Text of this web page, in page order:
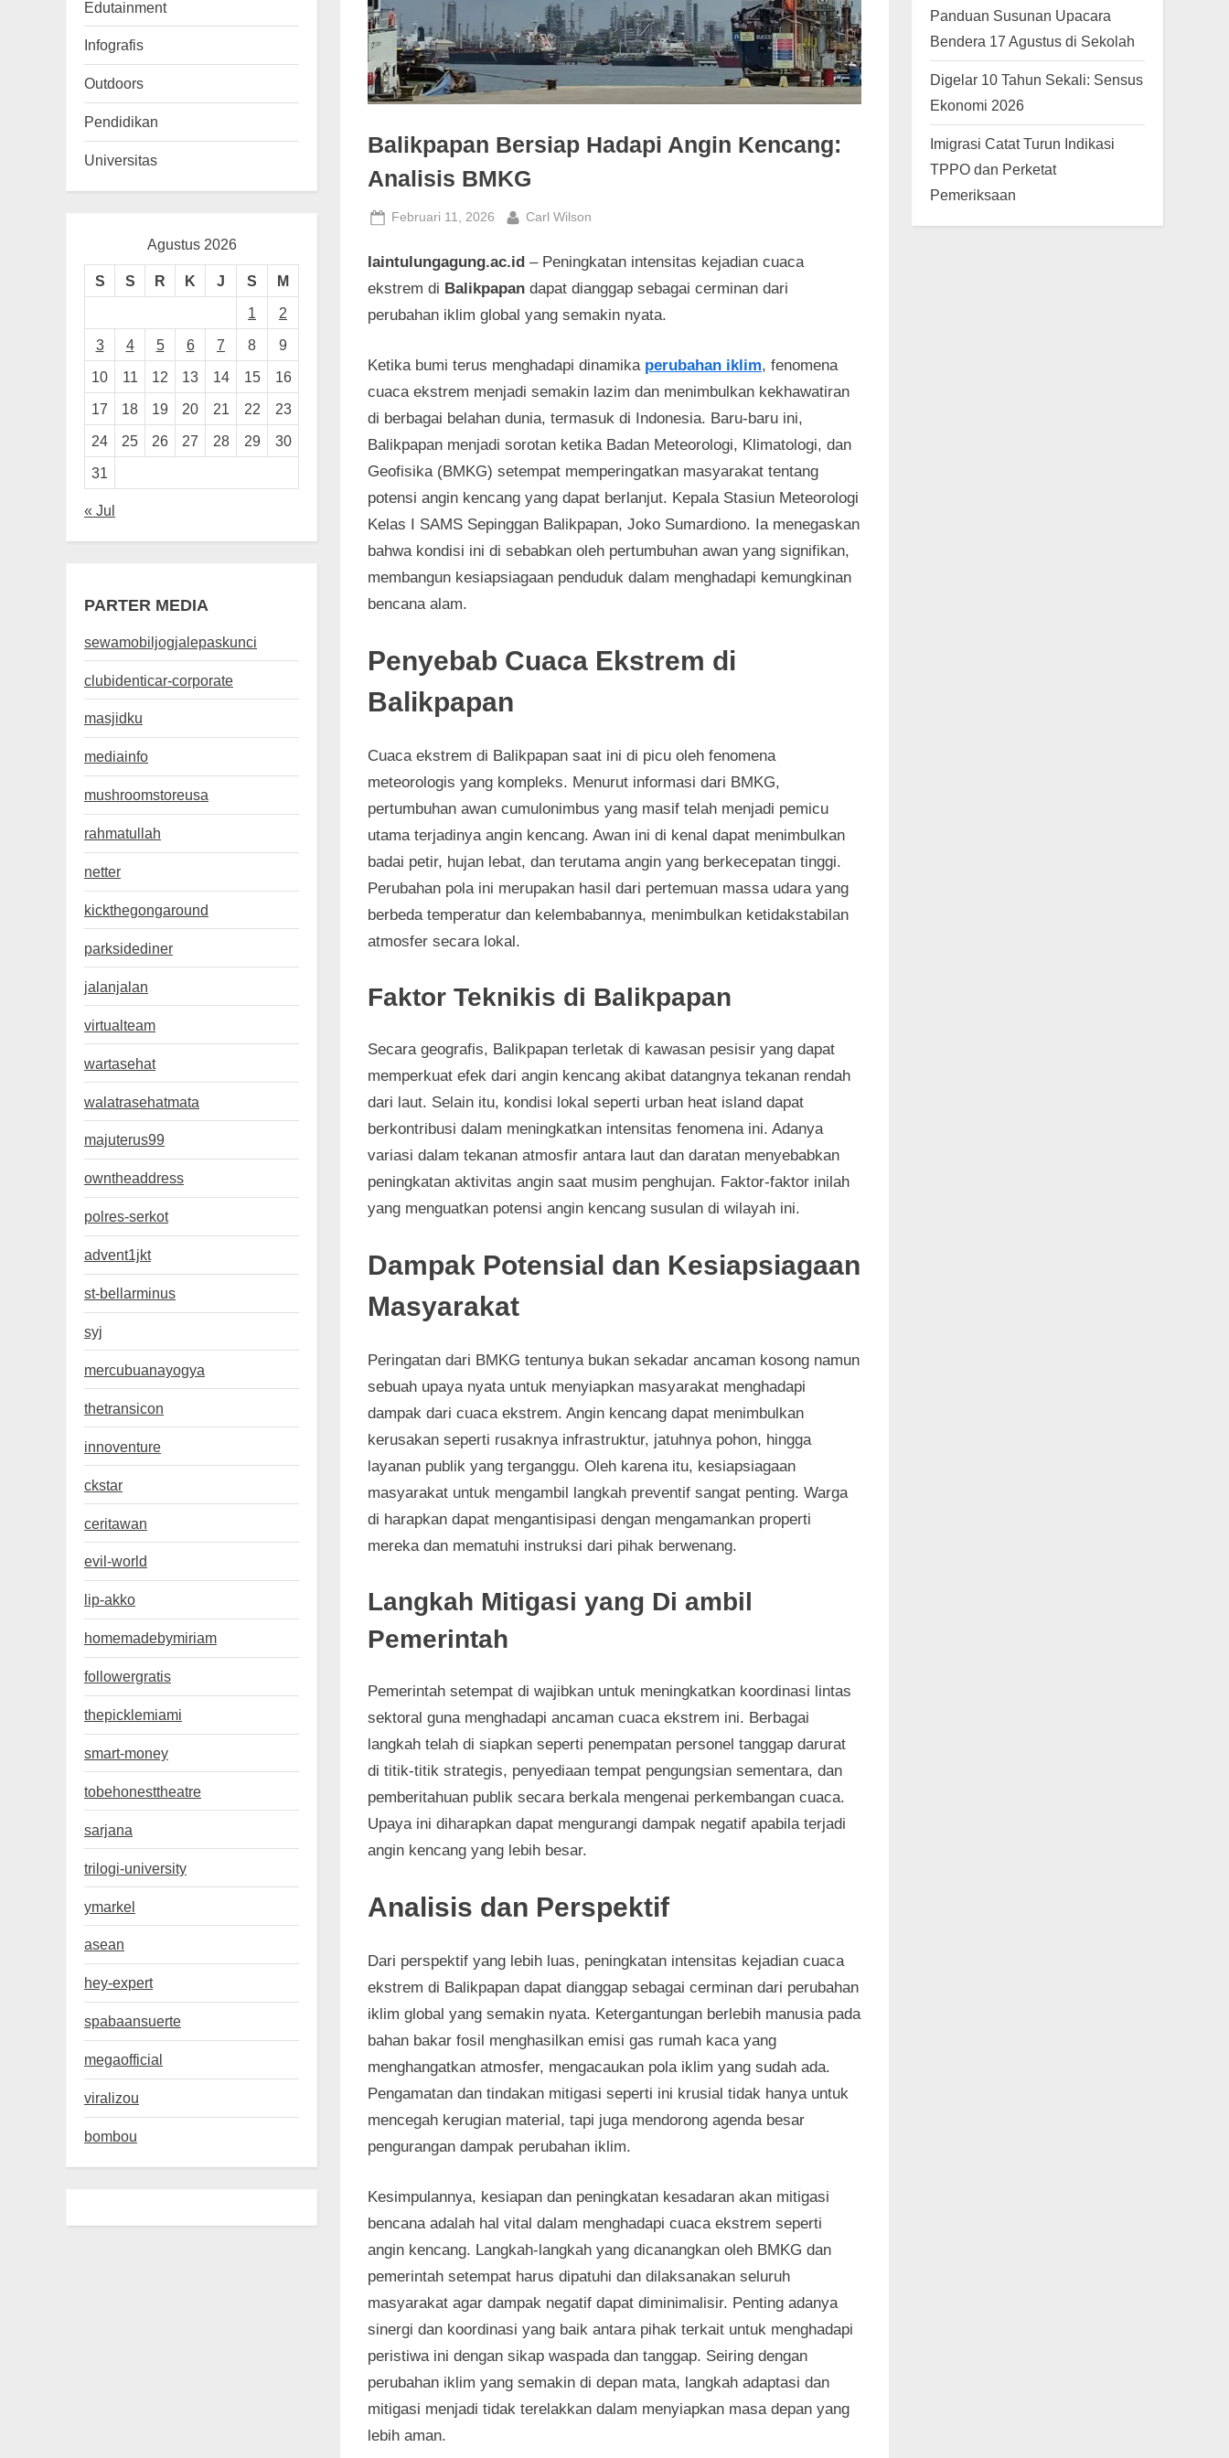
g
Balikpapan Bersiap Hadapi Angin Kencang:
Analisis BMKG
Posted
Februari 11, 2026 By
Carl Wilson
Iaintulungagung.ac.id – Peningkatan intensitas kejadian cuaca
ekstrem di Balikpapan dapat dianggap sebagai cerminan dari
perubahan iklim global yang semakin nyata.
Ketika bumi terus menghadapi dinamika perubahan iklim, fenomena
cuaca ekstrem menjadi semakin lazim dan menimbulkan kekhawatiran
di berbagai belahan dunia, termasuk di Indonesia. Baru-baru ini,
Balikpapan menjadi sorotan ketika Badan Meteorologi, Klimatologi, dan
Geofisika (BMKG) setempat memperingatkan masyarakat tentang
potensi angin kencang yang dapat berlanjut. Kepala Stasiun Meteorologi
Kelas I SAMS Sepinggan Balikpapan, Joko Sumardiono. Ia menegaskan
bahwa kondisi ini di sebabkan oleh pertumbuhan awan yang signifikan,
membangun kesiapsiagaan penduduk dalam menghadapi kemungkinan
bencana alam.
Penyebab Cuaca Ekstrem di
Balikpapan
Cuaca ekstrem di Balikpapan saat ini di picu oleh fenomena
meteorologis yang kompleks. Menurut informasi dari BMKG,
pertumbuhan awan cumulonimbus yang masif telah menjadi pemicu
utama terjadinya angin kencang. Awan ini di kenal dapat menimbulkan
badai petir, hujan lebat, dan terutama angin yang berkecepatan tinggi.
Perubahan pola ini merupakan hasil dari pertemuan massa udara yang
berbeda temperatur dan kelembabannya, menimbulkan ketidakstabilan
atmosfer secara lokal.
Faktor Teknikis di Balikpapan
Secara geografis, Balikpapan terletak di kawasan pesisir yang dapat
memperkuat efek dari angin kencang akibat datangnya tekanan rendah
dari laut. Selain itu, kondisi lokal seperti urban heat island dapat
berkontribusi dalam meningkatkan intensitas fenomena ini. Adanya
variasi dalam tekanan atmosfir antara laut dan daratan menyebabkan
peningkatan aktivitas angin saat musim penghujan. Faktor-faktor inilah
yang menguatkan potensi angin kencang susulan di wilayah ini.
Dampak Potensial dan Kesiapsiagaan
Masyarakat
Peringatan dari BMKG tentunya bukan sekadar ancaman kosong namun
sebuah upaya nyata untuk menyiapkan masyarakat menghadapi
dampak dari cuaca ekstrem. Angin kencang dapat menimbulkan
kerusakan seperti rusaknya infrastruktur, jatuhnya pohon, hingga
layanan publik yang terganggu. Oleh karena itu, kesiapsiagaan
masyarakat untuk mengambil langkah preventif sangat penting. Warga
di harapkan dapat mengantisipasi dengan mengamankan properti
mereka dan mematuhi instruksi dari pihak berwenang.
Langkah Mitigasi yang Di ambil
Pemerintah
Pemerintah setempat di wajibkan untuk meningkatkan koordinasi lintas
sektoral guna menghadapi ancaman cuaca ekstrem ini. Berbagai
langkah telah di siapkan seperti penempatan personel tanggap darurat
di titik-titik strategis, penyediaan tempat pengungsian sementara, dan
pemberitahuan publik secara berkala mengenai perkembangan cuaca.
Upaya ini diharapkan dapat mengurangi dampak negatif apabila terjadi
angin kencang yang lebih besar.
Analisis dan Perspektif
Dari perspektif yang lebih luas, peningkatan intensitas kejadian cuaca
ekstrem di Balikpapan dapat dianggap sebagai cerminan dari perubahan
iklim global yang semakin nyata. Ketergantungan berlebih manusia pada
bahan bakar fosil menghasilkan emisi gas rumah kaca yang
menghangatkan atmosfer, mengacaukan pola iklim yang sudah ada.
Pengamatan dan tindakan mitigasi seperti ini krusial tidak hanya untuk
mencegah kerugian material, tapi juga mendorong agenda besar
pengurangan dampak perubahan iklim.
Kesimpulannya, kesiapan dan peningkatan kesadaran akan mitigasi
bencana adalah hal vital dalam menghadapi cuaca ekstrem seperti
angin kencang. Langkah-langkah yang dicanangkan oleh BMKG dan
pemerintah setempat harus dipatuhi dan dilaksanakan seluruh
masyarakat agar dampak negatif dapat diminimalisir. Penting adanya
sinergi dan koordinasi yang baik antara pihak terkait untuk menghadapi
peristiwa ini dengan sikap waspada dan tanggap. Seiring dengan
perubahan iklim yang semakin di depan mata, langkah adaptasi dan
mitigasi menjadi tidak terelakkan dalam menyiapkan masa depan yang
lebih aman.
Edutainment
Infografis
Outdoors
Pendidikan
Universitas
Agustus 2026
S S R K J S
M
1
2
3
4 5 6 7 8
9
10
11 12 13 14 15
16
17
18 19 20 21 22
23
24
25 26 27 28 29
30
31
« Jul
PARTER MEDIA
sewamobiljogjalepaskunci
clubidenticar-corporate
masjidku
mediainfo
mushroomstoreusa
rahmatullah
netter
kickthegongaround
parksidediner
jalanjalan
virtualteam
wartasehat
walatrasehatmata
majuterus99
owntheaddress
polres-serkot
advent1jkt
st-bellarminus
syj
mercubuanayogya
thetransicon
innoventure
ckstar
ceritawan
evil-world
lip-akko
homemadebymiriam
followergratis
thepicklemiami
smart-money
tobehonesttheatre
sarjana
trilogi-university
ymarkel
asean
hey-expert
spabaansuerte
megaofficial
viralizou
bombou
Panduan Susunan Upacara
Bendera 17 Agustus di Sekolah
Digelar 10 Tahun Sekali: Sensus
Ekonomi 2026
Imigrasi Catat Turun Indikasi
TPPO dan Perketat
Pemeriksaan